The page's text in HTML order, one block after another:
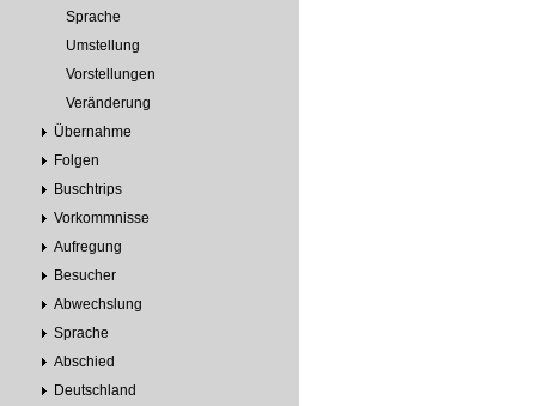
Sprache
Umstellung
Vorstellungen
Veränderung
Übernahme
Folgen
Buschtrips
Vorkommnisse
Aufregung
Besucher
Abwechslung
Sprache
Abschied
Deutschland